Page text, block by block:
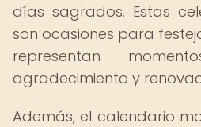
días sagrados. Estas
son ocasiones para
representan
agradecimiento y
Además, el calendario